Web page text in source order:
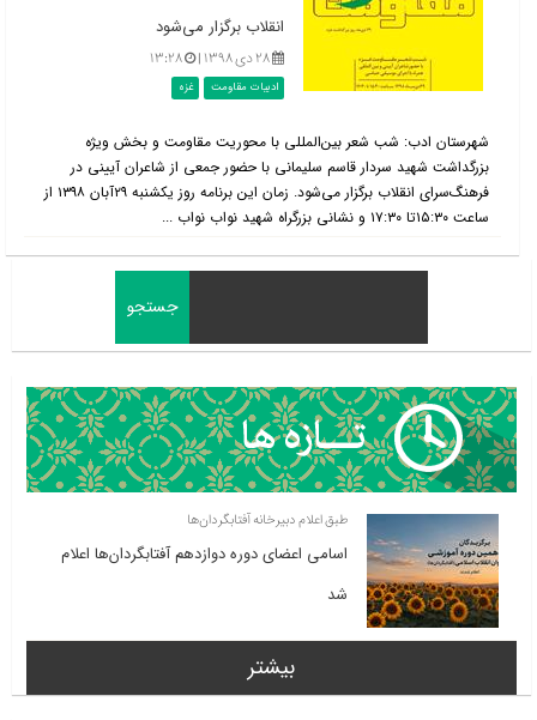
انقلاب برگزار می‌شود
۲۸ دی ۱۳۹۸ | ۱۳:۲۸
ادبیات مقاومت غزه
شهرستان ادب: شب شعر بین‌المللی با محوریت مقاومت و بخش ویژه
بزرگداشت شهید سردار قاسم سلیمانی با حضور جمعی از شاعران آیینی در
فرهنگ‌سرای انقلاب برگزار می‌شود. زمان این برنامه روز یکشنبه ۲۹آبان ۱۳۹۸ از
ساعت ۱۵:۳۰تا ۱۷:۳۰ و نشانی بزرگراه شهید نواب نواب ...
طبق اعلام دبیرخانه آفتابگردان‌ها
اسامی اعضای دوره دوازدهم آفتابگردان‌ها اعلام
شد
بیشتر